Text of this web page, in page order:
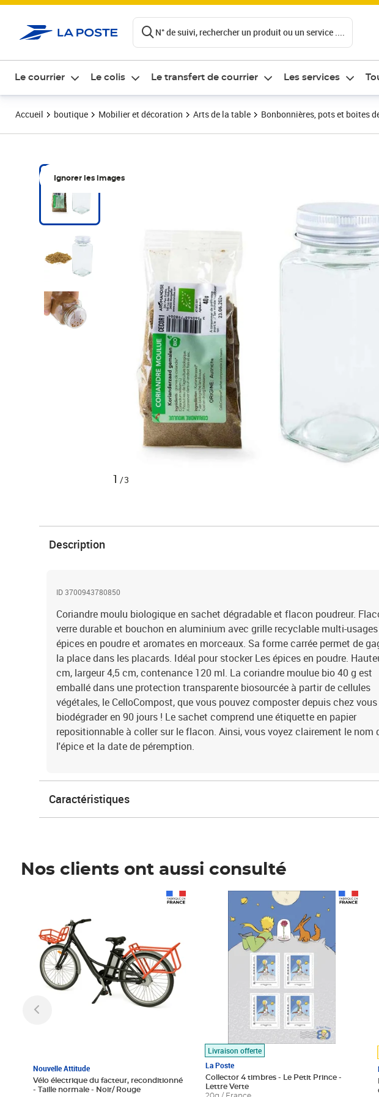
N° de suivi, rechercher un produit ou un service ....
Le courrier Le colis Le transfert de courrier Les services
Accueil boutique Mobilier et décoration Arts de la table Bonbonnières, pots et boites
Ignorer les images
1 /3
Description
ID 3700943780850
Coriandre moulu biologique en sachet dégradable et flacon poudreur.
verre durable et bouchon en aluminium avec grille recyclable multi-
épices en poudre et aromates en morceaux. Sa forme carrée permet de
la place dans les placards. Idéal pour stocker Les épices en poudre.
cm, largeur 4,5 cm, contenance 120 ml. La coriandre moulue bio 40 g est
emballé dans une protection transparente biosourcée à partir de cellules
végétales, le CelloCompost, que vous pouvez composter depuis chez
biodégrader en 90 jours ! Le sachet comprend une étiquette en papier
repositionnable à coller sur le flacon. Ainsi, vous voyez clairement le nom
l'épice et la date de péremption.
Caractéristiques
Nos clients ont aussi consulté
Nouvelle Attitude
Vélo électrique du facteur, reconditionné
- Taille normale - Noir/ Rouge
Livraison offerte
La Poste
Collector 4 timbres - Le Petit Prince -
Lettre Verte
Prix 7,50€